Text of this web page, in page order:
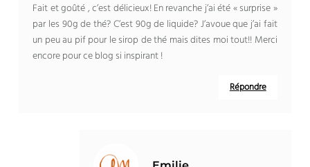
Fait et goûté , c’est délicieux! En revanche j’ai été « surprise »
par les 90g de thé? C’est 90g de liquide? J’avoue que j’ai fait
un peu au pif pour le sirop de thé mais dites moi tout!! Merci
encore pour ce blog si inspirant !
Répondre